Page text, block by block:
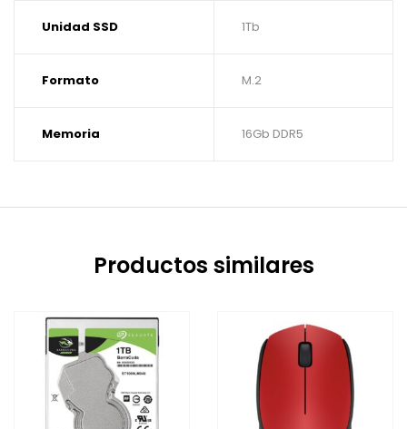
Unidad SSD 1Tb
Formato M.2
Memoria 16Gb DDR5
Productos similares